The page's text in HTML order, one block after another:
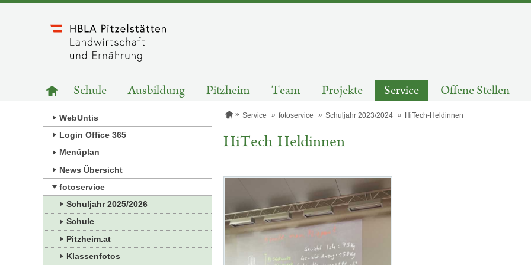
HAUPTNAVIGATION
Zur
Startseite
Schule Ausbildung Pitzheim Team Projekte Service Offene Stellen
WebUntis
Login Office 365
Menüplan
News Übersicht
fotoservice
Schuljahr 2025/2026
Schule
Pitzheim.at
Klassenfotos
S
Service fotoservice Schuljahr 2023/2024 HiTech-Heldinnen
HiTech-Heldinnen
Kategorie: